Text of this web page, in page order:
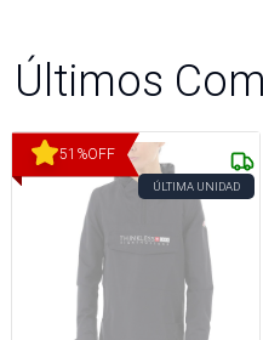
Últimos
51 %OFF
ÚLTIMA UNIDAD